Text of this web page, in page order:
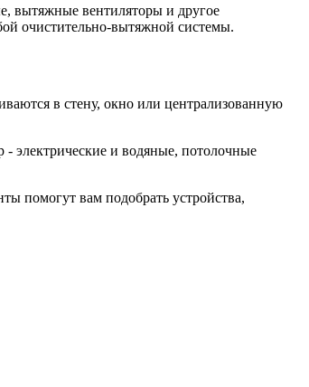
вытяжные вентиляторы и другое
очистительно-вытяжной системы.
в стену, окно или централизованную
электрические и водяные, потолочные
помогут вам подобрать устройства,